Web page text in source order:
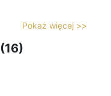
Pokaż więcej >>
(16)